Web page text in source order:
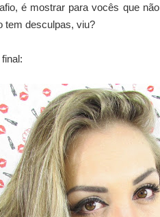
é mostrar para vocês que
tem desculpas, viu?